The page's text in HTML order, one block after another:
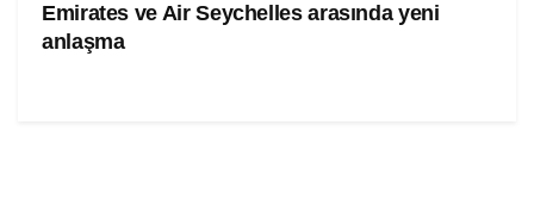
Emirates ve Air Seychelles arasında yeni
anlaşma